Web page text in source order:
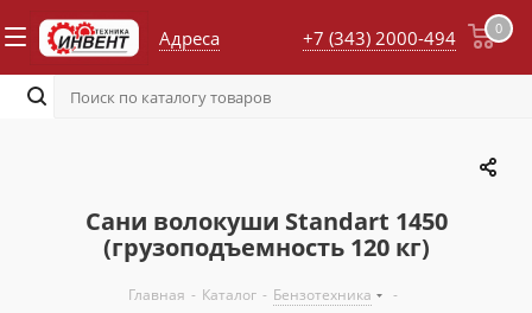
Адреса 0
+7 (343) 2000-494
Сани волокуши Standart 1450
(грузоподъемность 120 кг)
Главная - Каталог - Бензотехника
-